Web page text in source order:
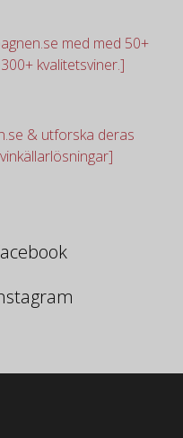
med med 50+
kvalitetsviner.]
& utforska deras